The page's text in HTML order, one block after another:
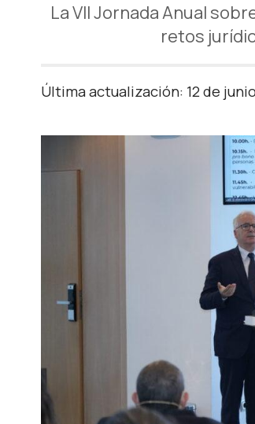
La VII Jornada Anual
retos
Última actualización: 12 de